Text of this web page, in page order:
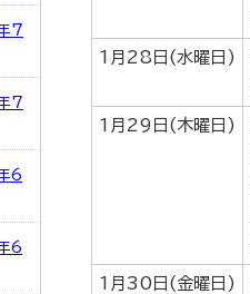
1月28日(水曜日)
1月29日(木曜日)
1月30日(金曜日)
7
7
6
6